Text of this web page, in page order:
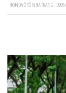
HONDA Ô TÔ NHA TRANG - 0905